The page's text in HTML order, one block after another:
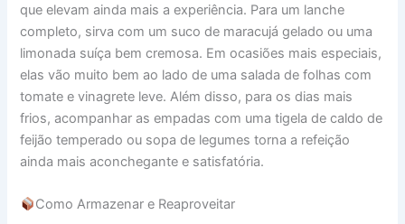
que elevam ainda mais a experiência. Para um lanche
completo, sirva com um suco de maracujá gelado ou uma
limonada suíça bem cremosa. Em ocasiões mais especiais,
elas vão muito bem ao lado de uma salada de folhas com
tomate e vinagrete leve. Além disso, para os dias mais
frios, acompanhar as empadas com uma tigela de caldo de
feijão temperado ou sopa de legumes torna a refeição
ainda mais aconchegante e satisfatória.
Como Armazenar e Reaproveitar